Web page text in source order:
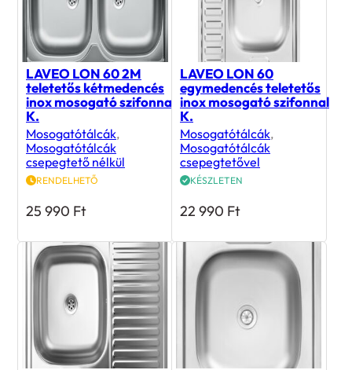
LAVEO LON 60 2M
teletetős kétmedencés
inox mosogató szifonnal
K.
Mosogatótálcák,
Mosogatótálcák
csepegtető nélkül
RENDELHETŐ
25 990 Ft
LAVEO LON 60
egymedencés teletetős
inox mosogató szifonnal
K.
Mosogatótálcák,
Mosogatótálcák
csepegtetővel
KÉSZLETEN
22 990 Ft